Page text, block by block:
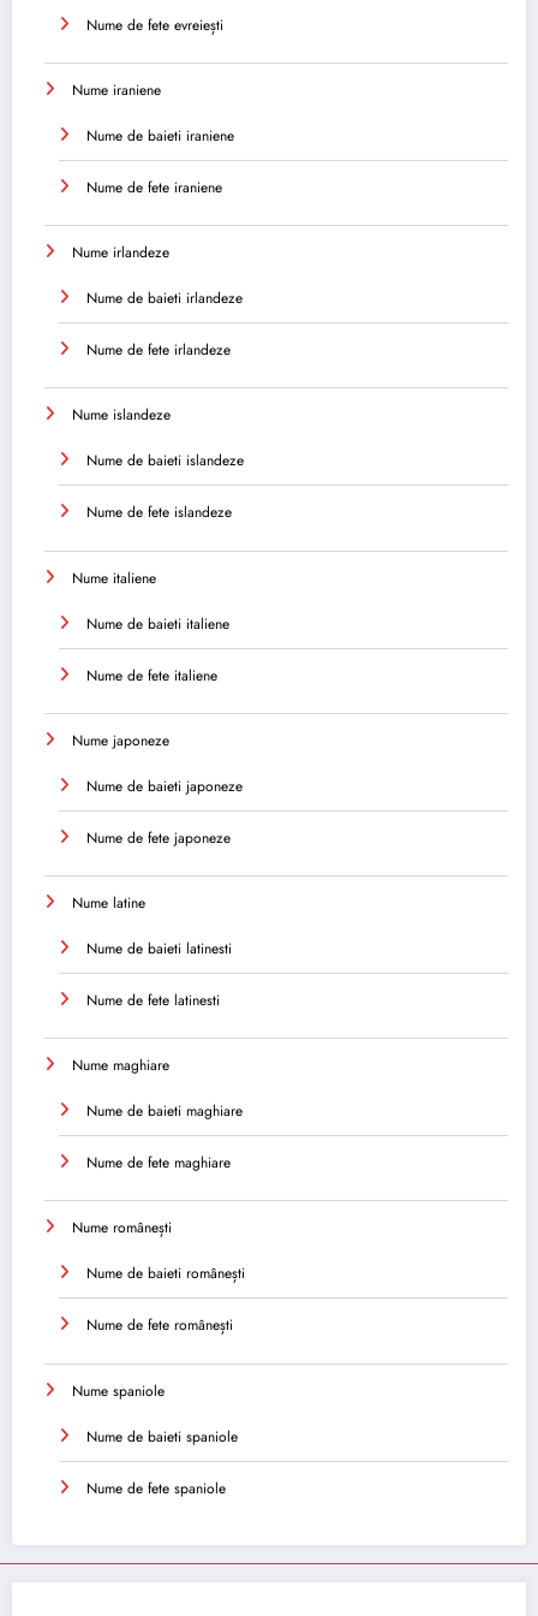
Nume de fete evreiești
Nume iraniene
Nume de baieti iraniene
Nume de fete iraniene
Nume irlandeze
Nume de baieti irlandeze
Nume de fete irlandeze
Nume islandeze
Nume de baieti islandeze
Nume de fete islandeze
Nume italiene
Nume de baieti italiene
Nume de fete italiene
Nume japoneze
Nume de baieti japoneze
Nume de fete japoneze
Nume latine
Nume de baieti latinesti
Nume de fete latinesti
Nume maghiare
Nume de baieti maghiare
Nume de fete maghiare
Nume românești
Nume de baieti românești
Nume de fete românești
Nume spaniole
Nume de baieti spaniole
Nume de fete spaniole